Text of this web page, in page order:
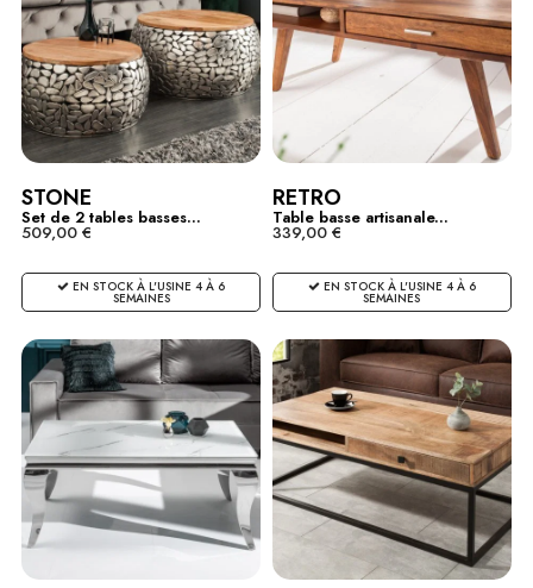
STONE
Set de 2 tables basses...
509,00 €
EN STOCK À L'USINE 4 À 6
SEMAINES
RETRO
Table basse artisanale...
339,00 €
EN STOCK À L'USINE 4 À 6
SEMAINES